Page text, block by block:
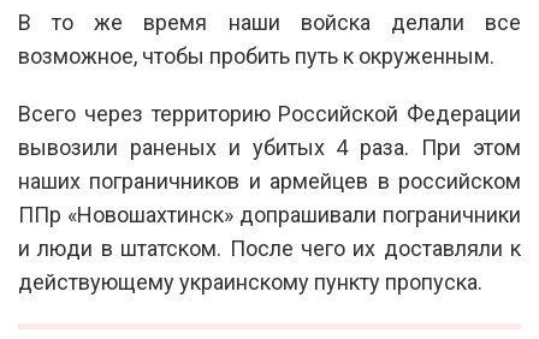
В то же время наши войска делали все
возможное, чтобы пробить путь к окруженным.
Всего через территорию Российской Федерации
вывозили раненых и убитых 4 раза. При этом
наших пограничников и армейцев в российском
ППр «Новошахтинск» допрашивали пограничники
и люди в штатском. После чего их доставляли к
действующему украинскому пункту пропуска.